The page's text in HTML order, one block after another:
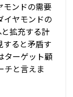
モンドの需要
イヤモンドの
拡充する計
すると矛盾す
ターゲット顧
チと言えま